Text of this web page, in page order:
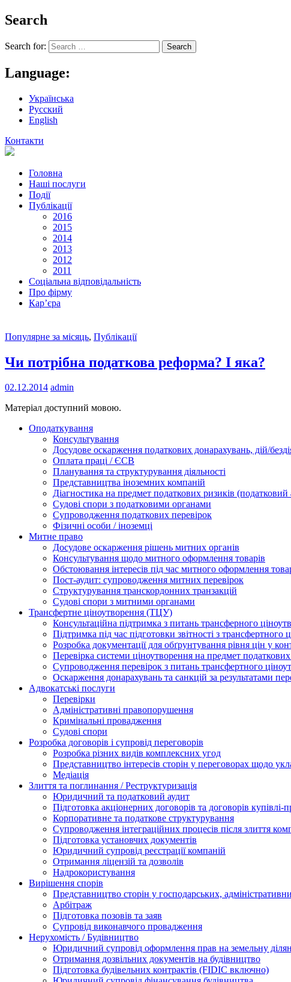
Search
Search for:
Language:
Українська
Русский
English
Контакти
Головна
Наші послуги
Події
Публікації
2016
2015
2014
2013
2012
2011
Соціальна відповідальність
Про фiрму
Кар’єра
Популярне за місяць, Публікації
Чи потрібна податкова реформа? І яка?
02.12.2014 admin
Матеріал доступний мовою.
Оподаткування
Консультування
Досудове оскарження податкових донарахувань, дій/
Оплата праці / ЄСВ
Планування та структурування діяльності
Представництва іноземних компаній
Діагностика на предмет податкових ризиків (податковий
Судові спори з податковими органами
Супроводження податкових перевірок
Фізичні особи / іноземці
Митне право
Досудове оскарження рішень митних органів
Консультування щодо митного оформлення товарів
Обстоювання інтересів під час митного оформлення
Пост-аудит: супроводження митних перевірок
Структурування транскордонних транзакцій
Судові спори з митними органами
Трансфертне ціноутворення (ТЦУ)
Консультаційна підтримка з питань трансферного
Підтримка під час підготовки звітності з трансфертного
Розробка документації для обґрунтування рівня цін у
Перевірка системи ціноутворення на предмет податкових
Супроводження перевірок з питань трансфертного
Оскарження донарахувань та санкцій за результатами
Адвокатські послуги
Перевірки
Адміністративні правопорушення
Кримінальні провадження
Судові спори
Розробка договорів і супровід переговорів
Розробка різних видів комплексних угод
Представництво інтересів сторін у переговорах щодо
Медіація
Злиття та поглинання / Реструктуризація
Юридичний та податковий аудит
Підготовка акціонерних договорів та договорів
Корпоративне та податкове структурування
Супроводження інтеграційних процесів після злиття
Підготовка установчих документів
Юридичний супровід реєстрації компаній
Отримання ліцензій та дозволів
Надрокористування
Вирішення спорів
Представництво сторін у господарських,
Арбітраж
Підготовка позовів та заяв
Супровід виконавчого провадження
Нерухомість / Будівництво
Юридичний супровід оформлення прав на земельну
Отримання дозвільних документів на будівництво
Підготовка будівельних контрактів (FIDIC включно)